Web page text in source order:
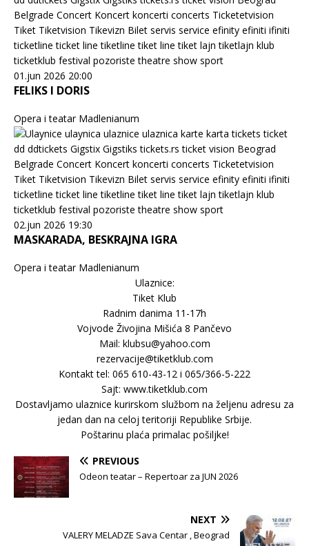
01.jun 2026 20:00
FELIKS I DORIS
Opera i teatar Madlenianum
02.jun 2026 19:30
MASKARADA, BESKRAJNA IGRA
Opera i teatar Madlenianum
Ulaznice:
Tiket Klub
Radnim danima 11-17h
Vojvode Živojina Mišića 8 Pančevo
Mail: klubsu@yahoo.com
rezervacije@tiketklub.com
Kontakt tel: 065 610-43-12 i 065/366-5-222
Sajt: www.tiketklub.com
Dostavljamo ulaznice kurirskom službom na željenu adresu za
jedan dan na celoj teritoriji Republike Srbije.
Poštarinu plaća primalac pošiljke!
PREVIOUS
Odeon teatar – Repertoar za JUN 2026
NEXT
VALERY MELADZE Sava Centar , Beograd